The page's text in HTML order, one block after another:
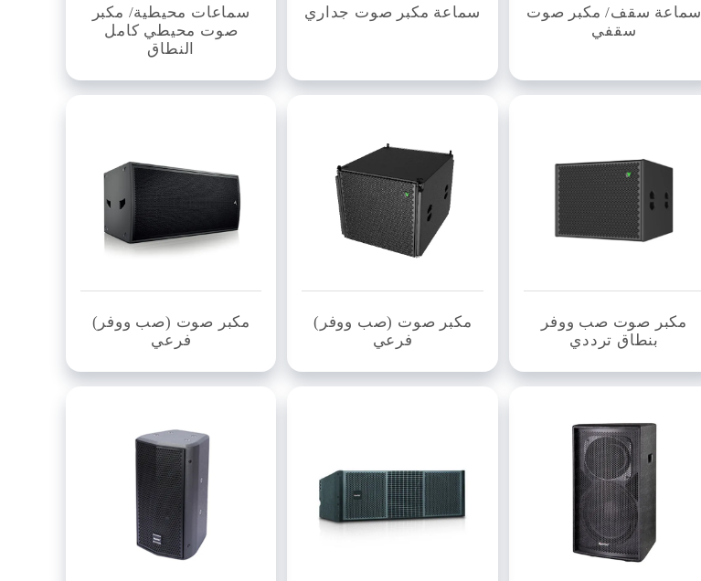
سماعة سقف/ مكبر صوت
سقفي
سماعة مكبر صوت جداري
سماعات محيطية/ مكبر
صوت محيطي كامل
النطاق
مكبر صوت صب ووفر
بنطاق ترددي
مكبر صوت (صب ووفر)
فرعي
مكبر صوت (صب ووفر)
فرعي